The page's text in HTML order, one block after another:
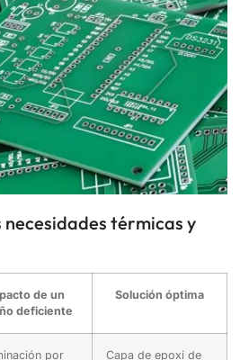
térmicas y
de un
deficiente
Solución óptima
por Capa de epoxi de